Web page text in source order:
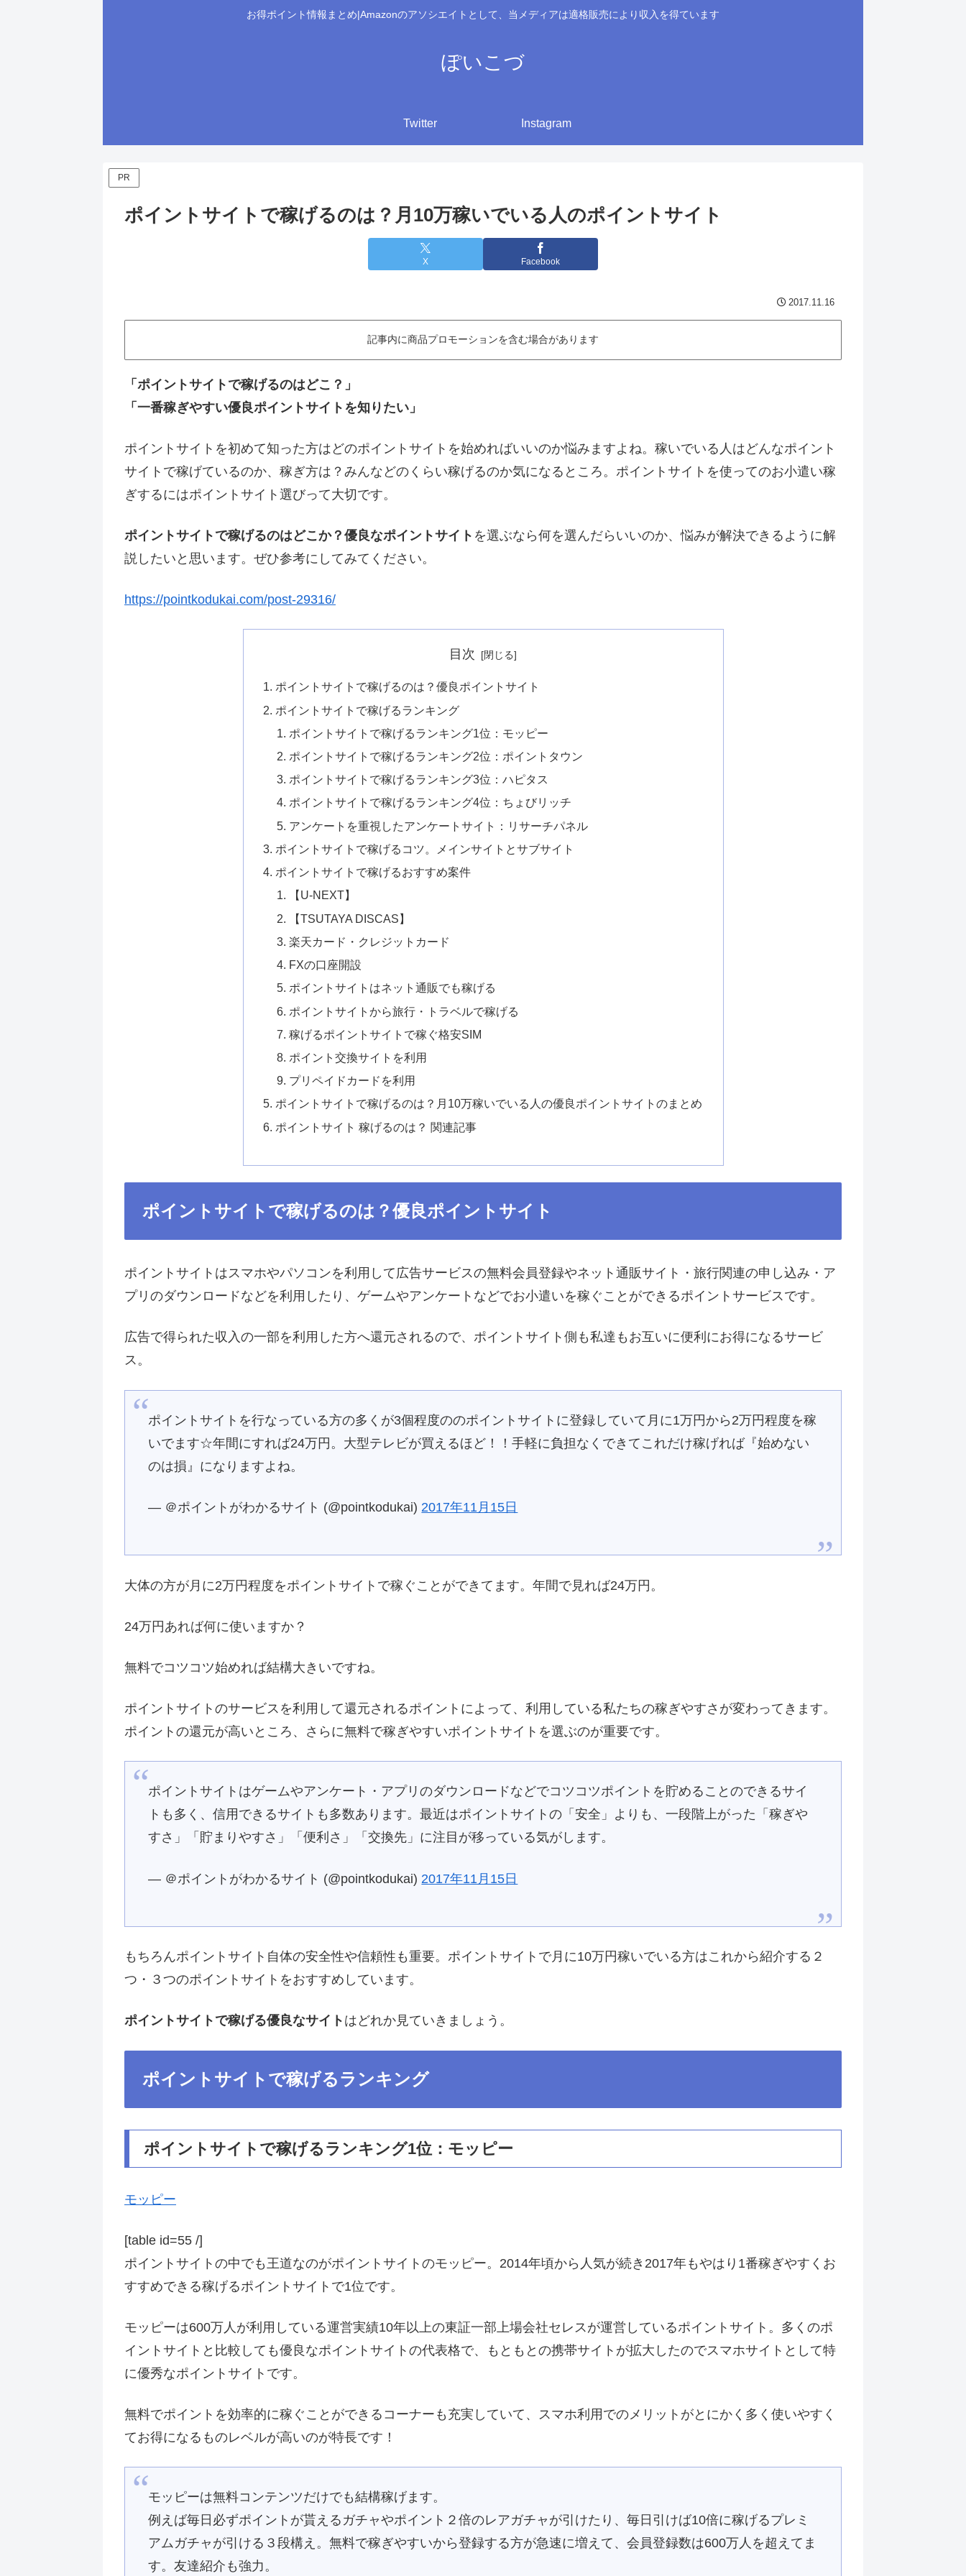
お得ポイント情報まとめ|Amazonのアソシエイトとして、当メディアは適格販売により収入を得ています
ぽいこづ
Twitter Instagram
PR
ポイントサイトで稼げるのは？月10万稼いでいる人のポイントサイト
X Facebook
2017.11.16
記事内に商品プロモーションを含む場合があります
「ポイントサイトで稼げるのはどこ？」
「一番稼ぎやすい優良ポイントサイトを知りたい」
ポイントサイトを初めて知った方はどのポイントサイトを始めればいいのか悩みますよね。稼いでいる人はどんなポイント
サイトで稼げているのか、稼ぎ方は？みんなどのくらい稼げるのか気になるところ。ポイントサイトを使ってのお小遣い稼
ぎするにはポイントサイト選びって大切です。
ポイントサイトで稼げるのはどこか？優良なポイントサイト を選ぶなら何を選んだらいいのか、悩みが解決できるように解
説したいと思います。ぜひ参考にしてみてください。
https://pointkodukai.com/post-29316/
目次
ポイントサイトで稼げるのは？優良ポイントサイト
ポイントサイトで稼げるランキング
ポイントサイトで稼げるランキング1位：モッピー
ポイントサイトで稼げるランキング2位：ポイントタウン
ポイントサイトで稼げるランキング3位：ハピタス
ポイントサイトで稼げるランキング4位：ちょびリッチ
アンケートを重視したアンケートサイト：リサーチパネル
ポイントサイトで稼げるコツ。メインサイトとサブサイト
ポイントサイトで稼げるおすすめ案件
【U-NEXT】
【TSUTAYA DISCAS】
楽天カード・クレジットカード
FXの口座開設
ポイントサイトはネット通販でも稼げる
ポイントサイトから旅行・トラベルで稼げる
稼げるポイントサイトで稼ぐ格安SIM
ポイント交換サイトを利用
プリペイドカードを利用
ポイントサイトで稼げるのは？月10万稼いでいる人の優良ポイントサイトのまとめ
ポイントサイト 稼げるのは？ 関連記事
ポイントサイトで稼げるのは？優良ポイントサイト
ポイントサイトはスマホやパソコンを利用して広告サービスの無料会員登録やネット通販サイト・旅行関連の申し込み・ア
プリのダウンロードなどを利用したり、ゲームやアンケートなどでお小遣いを稼ぐことができるポイントサービスです。
広告で得られた収入の一部を利用した方へ還元されるので、ポイントサイト側も私達もお互いに便利にお得になるサービ
ス。
ポイントサイトを行なっている方の多くが3個程度ののポイントサイトに登録していて月に1万円から2万円程度を稼
いでます☆年間にすれば24万円。大型テレビが買えるほど！！手軽に負担なくできてこれだけ稼げれば『始めない
のは損』になりますよね。
— ＠ポイントがわかるサイト (@pointkodukai) 2017年11月15日
大体の方が月に2万円程度をポイントサイトで稼ぐことができてます。年間で見れば24万円。
24万円あれば何に使いますか？
無料でコツコツ始めれば結構大きいですね。
ポイントサイトのサービスを利用して還元されるポイントによって、利用している私たちの稼ぎやすさが変わってきます。
ポイントの還元が高いところ、さらに無料で稼ぎやすいポイントサイトを選ぶのが重要です。
ポイントサイトはゲームやアンケート・アプリのダウンロードなどでコツコツポイントを貯めることのできるサイ
トも多く、信用できるサイトも多数あります。最近はポイントサイトの「安全」よりも、一段階上がった「稼ぎや
すさ」「貯まりやすさ」「便利さ」「交換先」に注目が移っている気がします。
— ＠ポイントがわかるサイト (@pointkodukai) 2017年11月15日
もちろんポイントサイト自体の安全性や信頼性も重要。ポイントサイトで月に10万円稼いでいる方はこれから紹介する２
つ・３つのポイントサイトをおすすめしています。
ポイントサイトで稼げる優良なサイト はどれか見ていきましょう。
ポイントサイトで稼げるランキング
ポイントサイトで稼げるランキング1位：モッピー
モッピー
[table id=55 /]
ポイントサイトの中でも王道なのがポイントサイトのモッピー。2014年頃から人気が続き2017年もやはり1番稼ぎやすくお
すすめできる稼げるポイントサイトで1位です。
モッピーは600万人が利用している運営実績10年以上の東証一部上場会社セレスが運営しているポイントサイト。多くのポ
イントサイトと比較しても優良なポイントサイトの代表格で、もともとの携帯サイトが拡大したのでスマホサイトとして特
に優秀なポイントサイトです。
無料でポイントを効率的に稼ぐことができるコーナーも充実していて、スマホ利用でのメリットがとにかく多く使いやすく
てお得になるものレベルが高いのが特長です！
モッピーは無料コンテンツだけでも結構稼げます。
例えば毎日必ずポイントが貰えるガチャやポイント２倍のレアガチャが引けたり、毎日引けば10倍に稼げるプレミ
アムガチャが引ける３段構え。無料で稼ぎやすいから登録する方が急速に増えて、会員登録数は600万人を超えてま
す。友達紹介も強力。